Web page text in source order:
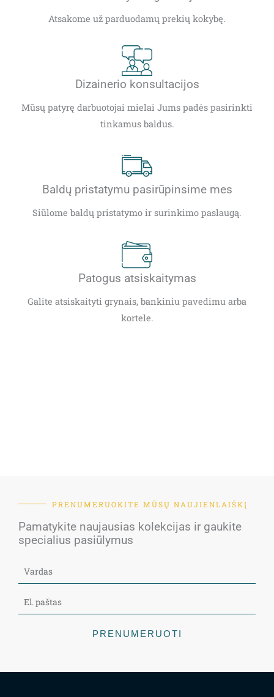
Atsakome už parduodamų prekių kokybę.
Dizainerio konsultacijos
Mūsų patyrę darbuotojai mielai Jums padės pasirinkti
tinkamus baldus.
Baldų pristatymu pasirūpinsime mes
Siūlome baldų pristatymo ir surinkimo paslaugą.
Patogus atsiskaitymas
Galite atsiskaityti grynais, bankiniu pavedimu arba
kortele.
PRENUMERUOKITE MŪSŲ NAUJIENLAIŠKĮ
Pamatykite naujausias kolekcijas ir gaukite
specialius pasiūlymus
PRENUMERUOTI